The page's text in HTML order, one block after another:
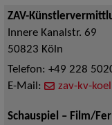
ZAV-
Innere Kanalstr. 69
50823 Köln
Telefon: +49 228
E-Mail:
zav-kv-
Schauspiel – Film/